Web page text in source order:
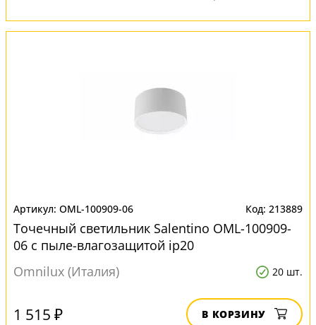
OML-100909-06 213889
Точечный светильник Salentino OML-100909-
06 с пыле-влагозащитой ip20
Omnilux (Италия)
20 шт.
1 515 ₽ В КОРЗИНУ